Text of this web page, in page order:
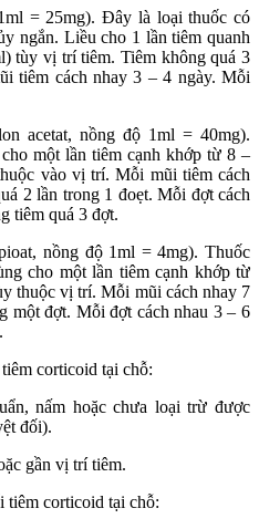
= 25mg). Đây là loại thuốc có
ngắn. Liều cho 1 lần tiêm quanh
tùy vị trí tiêm. Tiêm không quá 3
tiêm cách nhay 3 – 4 ngày. Mỗi
acetat, nồng độ 1ml = 40mg).
một lần tiêm cạnh khớp từ 8 –
vào vị trí. Mỗi mũi tiêm cách
2 lần trong 1 đoẹt. Mỗi đợt cách
tiêm quá 3 đợt.
nồng độ 1ml = 4mg). Thuốc
cho một lần tiêm cạnh khớp từ
thuộc vị trí. Mỗi mũi cách nhay 7
một đợt. Mỗi đợt cách nhau 3 – 6
corticoid tại chỗ:
nấm hoặc chưa loại trừ được
đối).
gần vị trí tiêm.
corticoid tại chỗ: